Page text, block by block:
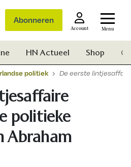
Abonneren
Account Menu
HN Actueel Shop
politiek De eerste
politieke
Abraham